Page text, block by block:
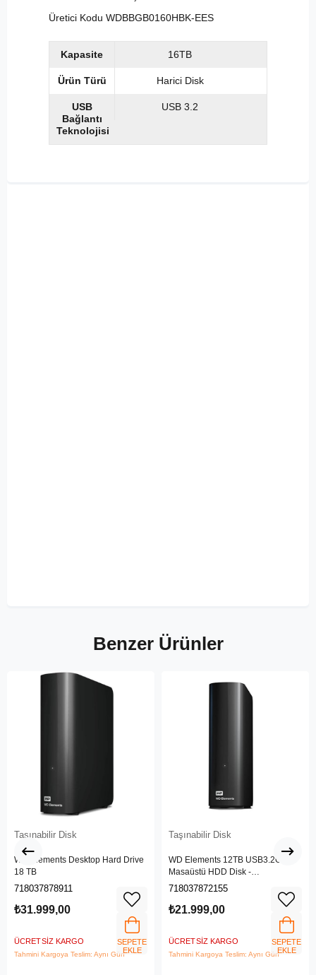
Üretici Kodu WDBBGB0160HBK-EES
Kapasite 16TB
Ürün Türü Harici Disk
USB
Bağlantı
Teknolojisi
USB 3.2
Benzer Ürünler
Taşınabilir Disk
WD Elements Desktop Hard Drive
18 TB
718037878911
₺31.999,00
ÜCRETSIZ KARGO
Tahmini Kargoya Teslim: Aynı Gün
SEPETE
EKLE
Taşınabilir Disk
WD Elements 12TB USB3.2Gen1
Masaüstü HDD Disk -
WDBWLG0120HBK-EESN
718037872155
₺21.999,00
ÜCRETSIZ KARGO
Tahmini Kargoya Teslim: Aynı Gün
SEPETE
EKLE